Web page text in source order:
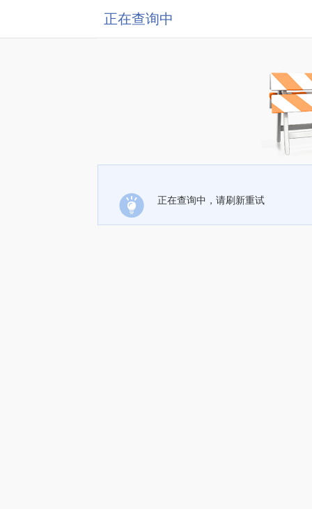
正在查询中
正在查询中，请刷新重试